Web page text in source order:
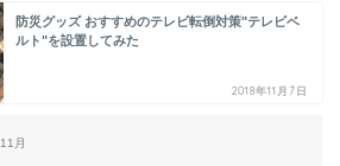
防災グッズ おすすめのテレビ転倒対策"テレビベ
ルト"を設置してみた
2018年11月7日
11月